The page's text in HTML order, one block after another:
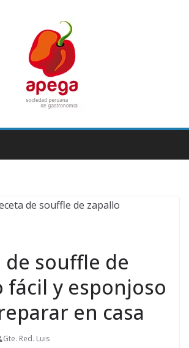
de souffle de
fácil y esponjoso
en casa
Gte. Red. Luis